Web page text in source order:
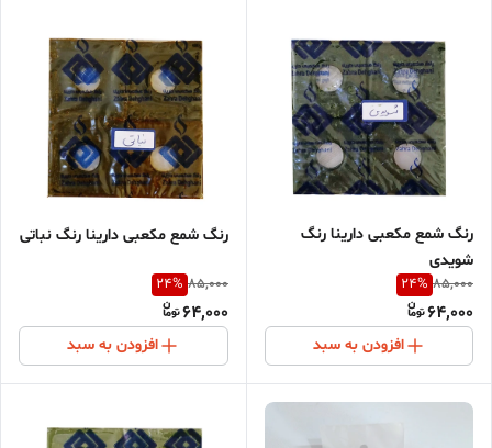
رنگ شمع مکعبی دارینا رنگ
شویدی
85,000
24%
64,000
افزودن به سبد
رنگ شمع مکعبی دارینا رنگ نباتی
85,000
24%
64,000
افزودن به سبد